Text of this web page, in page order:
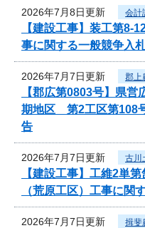
2026年7月8日更新 会計
【建設工事】装工第8-
事に関する一般競争入
2026年7月7日更新 郡上
【郡広第0803号】県
期地区 第2工区第108
告
2026年7月7日更新 古川
【建設工事】工維2
（荒原工区）工事に関
2026年7月7日更新 揖斐